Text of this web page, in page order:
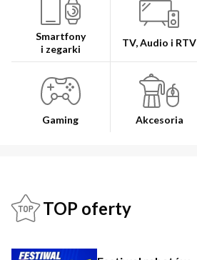
Smartfony
i zegarki
TV, Audio i RTV
Gaming Akcesoria
TOP oferty